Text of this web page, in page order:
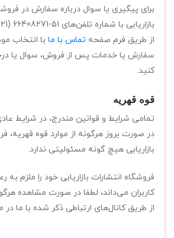
برای پیگیری یا سوال درباره سفارش در
بازاریابی با شماره تلفن‌های 66408271-51
از طریق فرم صفحهتماس با ما با انتخاب
سفارش یا خدمات پس از فروش، سوال یا
کنید.
قوه قهریه
تمامی شرایط و قوانین مندرج، در شرایط
در صورت بروز هرگونه از موارد قوه قهریه،
بازاریابی هیچ گونه مسئولیتی ندارد.
فروشگاه انتشارات بازاریابی خود را ملزم
کاربران می‌داند، لطفا در صورت مشاهده
از طریق کانال‏‌های ارتباطی ذکر شده با ما در